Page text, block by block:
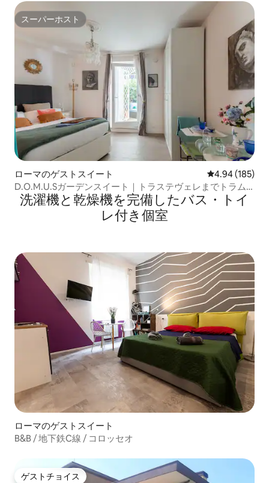
スーパーホスト
スーパーホスト
ローマのゲストスイート レビュー185
4.94 (185)
D.O.M.U.Sガーデンスイート｜トラステヴェレまでトラム
で直通
洗濯機と乾燥機を完備したバス・トイ
レ付き個室
ローマのゲストスイート
B&B / 地下鉄C線 / コロッセオ
ゲストチョイス